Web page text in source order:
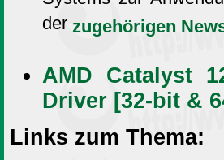
der zugehörigen
AMD Catalyst
Driver [32-bit &
Links zum Thema: